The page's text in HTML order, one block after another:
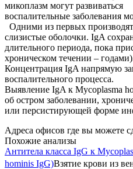
микоплазм могут развиваться
воспалительные заболевания
Одними из первых
слизистые оболочки. IgA
длительного периода, пока
хроническом течении –
Концентрация IgA напрямую
воспалительного процесса.
Выявление IgA к Mycoplasma
об остром заболевании,
или персистирующей форме
Адреса офисов где вы можете
Похожие анализы
Антитела класса IgG к
hominis IgG)Взятие крови из